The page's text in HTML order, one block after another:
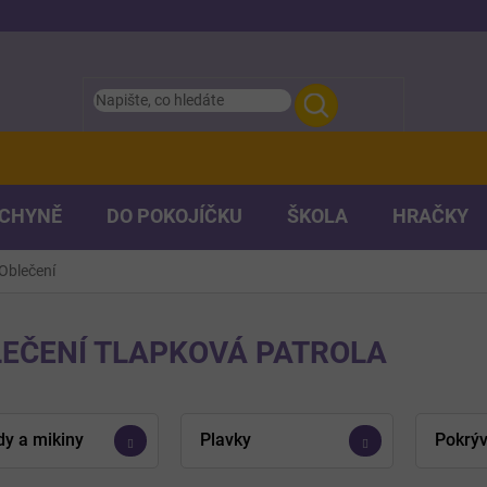
DO POKOJÍČKU ŠKOLA HRAČKY
TLAPKOVÁ PATROLA
a mikiny Plavky